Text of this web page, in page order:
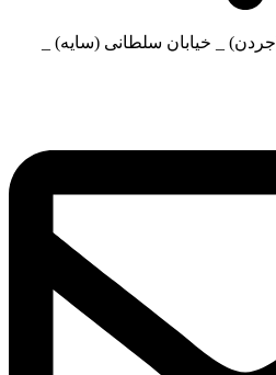
_ خیابان سلطانی (سایه) _